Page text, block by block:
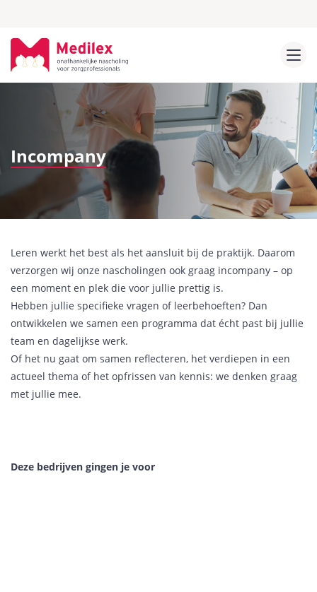
Incompany
Leren werkt het best als het aansluit bij de praktijk. Daarom
verzorgen wij onze nascholingen ook graag incompany – op
een moment en plek die voor jullie prettig is.
Hebben jullie specifieke vragen of leerbehoeften? Dan
ontwikkelen we samen een programma dat écht past bij jullie
team en dagelijkse werk.
Of het nu gaat om samen reflecteren, het verdiepen in een
actueel thema of het opfrissen van kennis: we denken graag
met jullie mee.
Deze bedrijven gingen je voor